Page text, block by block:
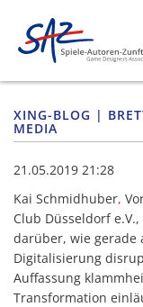
XING-BLOG |
MEDIA
21.05.2019 21:28
Kai Schmidhuber,
Club Düsseldorf
darüber, wie gerade
Digitalisierung
Auffassung
Transformation